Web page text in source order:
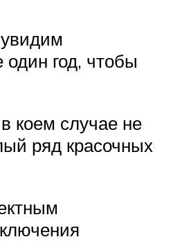
год, чтобы
коем случае не
ряд красочных